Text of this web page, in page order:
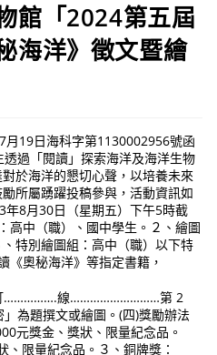
館「2024第五屆
海洋》徵文暨繪
19日海科字第1130002956號函
過「閱讀」探索海洋及海洋生物
於海洋的懇切心聲，以培養未來
所屬踴躍投稿參與，活動資訊如
年8月30日（星期五）下午5時截
高中（職）、國中學生。２、繪圖
特別繪圖組：高中（職）以下特
《奧秘海洋》等指定書籍，
線………………………第 2
為題撰文或繪圖。(四)獎勵辦法
元獎金、獎狀、限量紀念品。
、限量紀念品。３、銅牌獎：